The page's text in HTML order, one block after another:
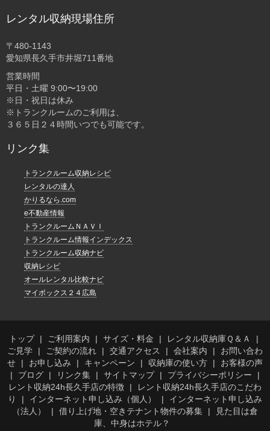
レンタル収納現場住所
〒480-1143
愛知県長久手市井堀711番地
営業時間
平日・土曜 9:00〜19:00
※日・祝日は休み
※トランクルームのご利用は、
３６５日２４時間いつでも可能です。
リンク集
トランクルーム収納レシピ
レンタルの達人
かりるなら.com
e不動産情報
トランクルームＮＡＶＩ
トランクルーム情報インデックス
トランクルーム収納ナビ
収納レシピ
オールレンタル比較ナビ
マイボックス２４広島
トップ ご利用案内 サイズ・料金
レンタル収納庫Ｑ＆Ａ
ご見学
ご契約の流れ 交通アクセス 会社案内
お問い合わ
せ
お申し込み キャンペーン 収納庫の使い方
お客様の声
ブログ
リンク集 サイトマップ
プライバシーポリシー
レント収納24h長久手店の特徴
レント収納24h長久手店のこだわ
り
インターネット申し込み（個人）
インターネット申し込み
（法人）
借り上げ地・空きテナント物件の募集
見た目は倉
庫、中身はホテル？